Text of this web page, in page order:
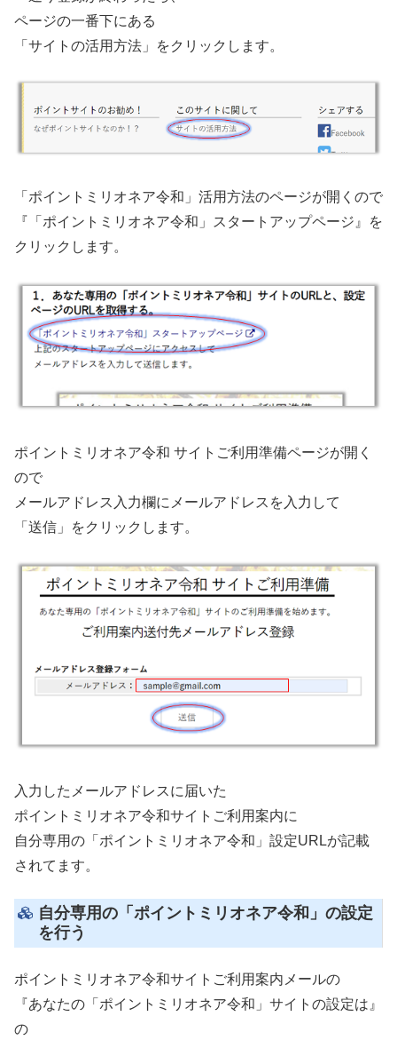
ページの一番下にある
「サイトの活用方法」をクリックします。
「ポイントミリオネア令和」活用方法のページが開くので
『「ポイントミリオネア令和」スタートアップページ』を
クリックします。
ポイントミリオネア令和 サイトご利用準備ページが開く
ので
メールアドレス入力欄にメールアドレスを入力して
「送信」をクリックします。
入力したメールアドレスに届いた
ポイントミリオネア令和サイトご利用案内に
自分専用の「ポイントミリオネア令和」設定URLが記載
されてます。
自分専用の「ポイントミリオネア令和」の設定
を行う
ポイントミリオネア令和サイトご利用案内メールの
『あなたの「ポイントミリオネア令和」サイトの設定は』
の